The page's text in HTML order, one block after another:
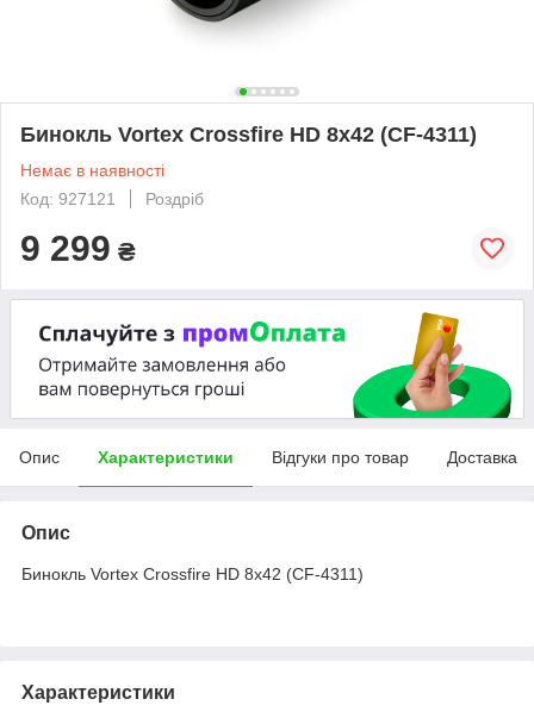
Бинокль Vortex Crossfire HD 8x42 (CF-4311)
Немає в наявності
Код: 927121
Роздріб
9 299 ₴
Опис Характеристики Відгуки про товар Доставка
Опис
Бинокль Vortex Crossfire HD 8x42 (CF-4311)
Характеристики